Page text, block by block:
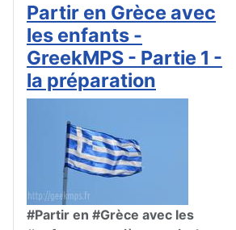
Partir en Grèce avec
les enfants -
GreekMPS - Partie 1 -
la préparation
#Partir en #Grèce avec les